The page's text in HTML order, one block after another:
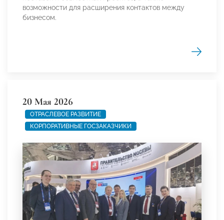
возможности для расширения контактов между
бизнесом.
20 Мая 2026
ОТРАСЛЕВОЕ РАЗВИТИЕ
КОРПОРАТИВНЫЕ ГОСЗАКАЗЧИКИ